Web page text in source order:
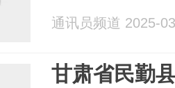
通讯员频道 2025-
甘肃省民勤